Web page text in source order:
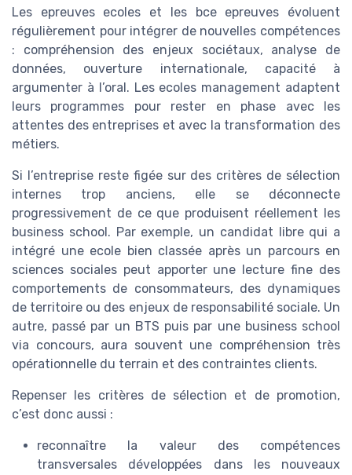
Les epreuves ecoles et les bce epreuves évoluent
régulièrement pour intégrer de nouvelles compétences
: compréhension des enjeux sociétaux, analyse de
données, ouverture internationale, capacité à
argumenter à l’oral. Les ecoles management adaptent
leurs programmes pour rester en phase avec les
attentes des entreprises et avec la transformation des
métiers.
Si l’entreprise reste figée sur des critères de sélection
internes trop anciens, elle se déconnecte
progressivement de ce que produisent réellement les
business school. Par exemple, un candidat libre qui a
intégré une ecole bien classée après un parcours en
sciences sociales peut apporter une lecture fine des
comportements de consommateurs, des dynamiques
de territoire ou des enjeux de responsabilité sociale. Un
autre, passé par un BTS puis par une business school
via concours, aura souvent une compréhension très
opérationnelle du terrain et des contraintes clients.
Repenser les critères de sélection et de promotion,
c’est donc aussi :
reconnaître la valeur des compétences
transversales développées dans les nouveaux